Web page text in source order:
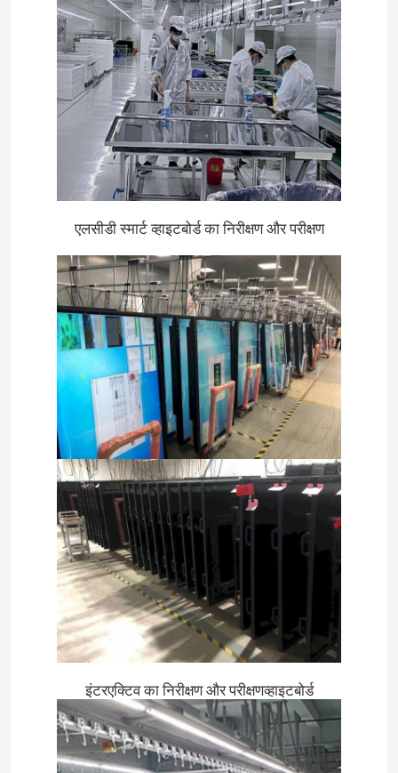
एलसीडी स्मार्ट व्हाइटबोर्ड का निरीक्षण और परीक्षण
इंटरएक्टिव का निरीक्षण और परीक्षणव्हाइटबोर्ड